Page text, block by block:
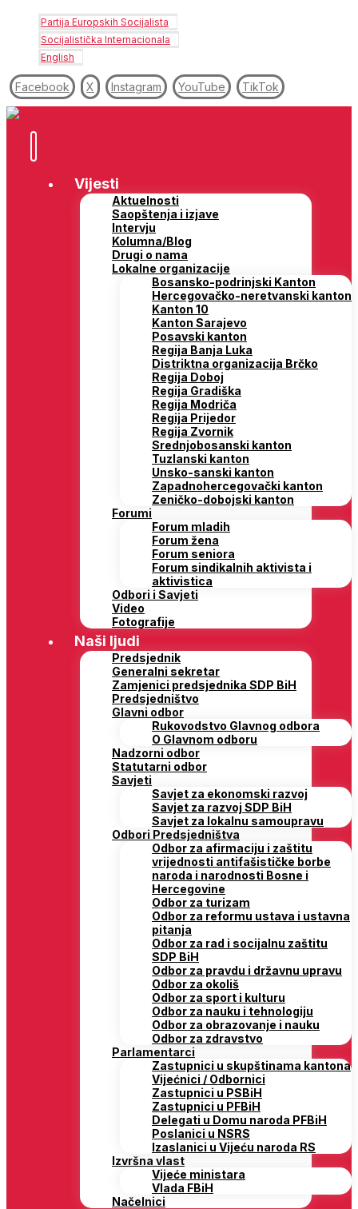
Partija Europskih Socijalista
Socijalistička Internacionala
English
Facebook X Instagram YouTube TikTok
Vijesti
Aktuelnosti
Saopštenja i izjave
Intervju
Kolumna/Blog
Drugi o nama
Lokalne organizacije
Bosansko-podrinjski Kanton
Hercegovačko-neretvanski kanton
Kanton 10
Kanton Sarajevo
Posavski kanton
Regija Banja Luka
Distriktna organizacija Brčko
Regija Doboj
Regija Gradiška
Regija Modriča
Regija Prijedor
Regija Zvornik
Srednjobosanski kanton
Tuzlanski kanton
Unsko-sanski kanton
Zapadnohercegovački kanton
Zeničko-dobojski kanton
Forumi
Forum mladih
Forum žena
Forum seniora
Forum sindikalnih aktivista i
aktivistica
Odbori i Savjeti
Video
Fotografije
Naši ljudi
Predsjednik
Generalni sekretar
Zamjenici predsjednika SDP BiH
Predsjedništvo
Glavni odbor
Rukovodstvo Glavnog odbora
O Glavnom odboru
Nadzorni odbor
Statutarni odbor
Savjeti
Savjet za ekonomski razvoj
Savjet za razvoj SDP BiH
Savjet za lokalnu samoupravu
Odbori Predsjedništva
Odbor za afirmaciju i zaštitu
vrijednosti antifašističke borbe
naroda i narodnosti Bosne i
Hercegovine
Odbor za turizam
Odbor za reformu ustava i ustavna
pitanja
Odbor za rad i socijalnu zaštitu
SDP BiH
Odbor za pravdu i državnu upravu
Odbor za okoliš
Odbor za sport i kulturu
Odbor za nauku i tehnologiju
Odbor za obrazovanje i nauku
Odbor za zdravstvo
Parlamentarci
Zastupnici u skupštinama kantona
Vijećnici / Odbornici
Zastupnici u PSBiH
Zastupnici u PFBiH
Delegati u Domu naroda PFBiH
Poslanici u NSRS
Izaslanici u Vijeću naroda RS
Izvršna vlast
Vijeće ministara
Vlada FBiH
Načelnici